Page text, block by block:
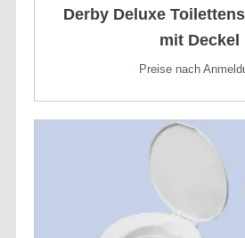
Derby Deluxe
mit Deckel
Preise nach